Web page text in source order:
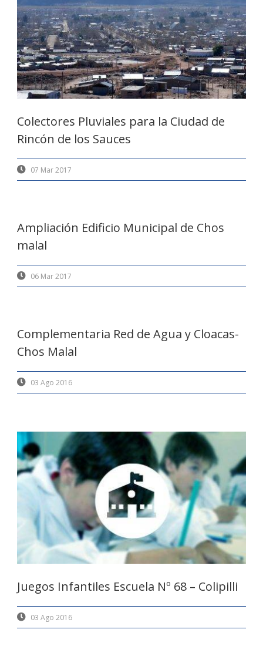
Colectores Pluviales para la Ciudad de
Rincón de los Sauces
07 Mar 2017
Ampliación Edificio Municipal de Chos
malal
06 Mar 2017
Complementaria Red de Agua y Cloacas-
Chos Malal
03 Ago 2016
Juegos Infantiles Escuela Nº 68 – Colipilli
03 Ago 2016